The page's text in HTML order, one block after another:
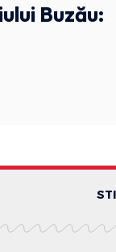
Buzău: